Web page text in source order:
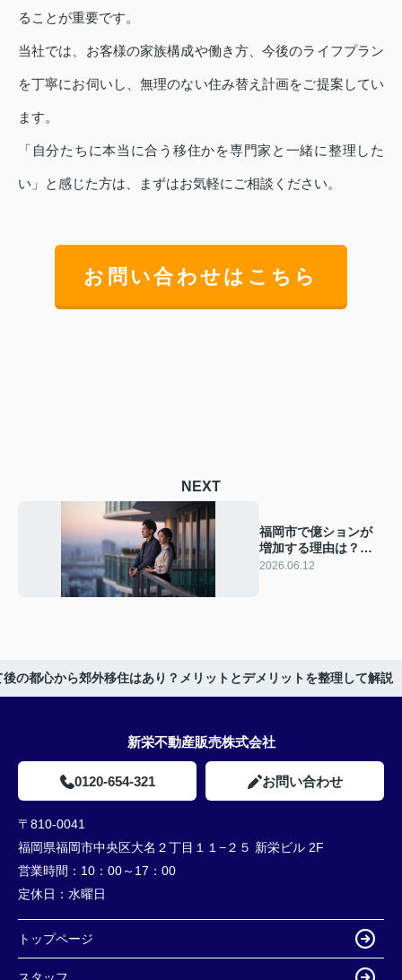
ることが重要です。
当社では、お客様の家族構成や働き方、今後のライフプラン
を丁寧にお伺いし、無理のない住み替え計画をご提案してい
ます。
「自分たちに本当に合う移住かを専門家と一緒に整理した
い」と感じた方は、まずはお気軽にご相談ください。
お問い合わせはこちら
NEXT
福岡市で億ションが
増加する理由は？価
格動向と今後の不動
2026.06.12
後の都心から郊外移住はあり？メリットとデメリットを整理して解説
新栄不動産販売株式会社
0120-654-321 お問い合わせ
〒810-0041
福岡県福岡市中央区大名２丁目１１−２５ 新栄ビル 2F
営業時間： 10：00～17：00
定休日： 水曜日
トップページ
スタッフ